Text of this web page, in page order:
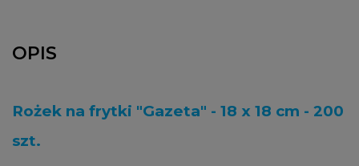
OPIS
Rożek na frytki "Gazeta" - 18 x 18 cm - 200
szt.